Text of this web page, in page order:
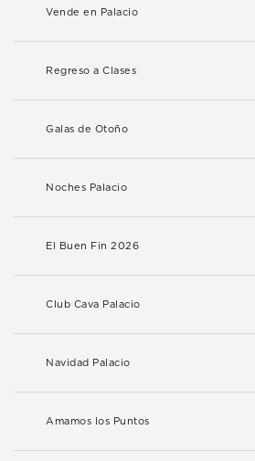
Vende en Palacio
Regreso a Clases
Galas de Otoño
Noches Palacio
El Buen Fin 2026
Club Cava Palacio
Navidad Palacio
Amamos los Puntos